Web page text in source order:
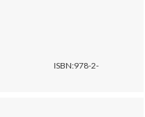
ISBN:978-2-